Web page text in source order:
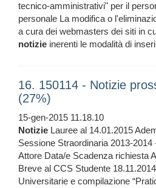
tecnico-amministrativi" per il
personale La modifica o
a cura dei webmasters dei siti in
notizie inerenti le modalità di
16. 150114 - Notizie
(27%)
15-gen-2015 11.18.10
Notizie Lauree al 14.01.2015
Sessione Straordinaria 2013-
Attore Data/e Scadenza richiesta
Breve al CCS Studente
Universitarie e compilazione